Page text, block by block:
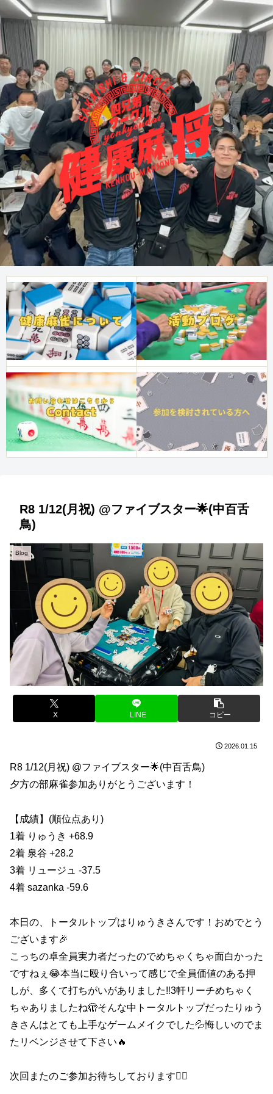
R8 1/12(月祝) @ファイブスター🌟(中百舌
鳥)
Blog
X LINE コピー
2026.01.15
R8 1/12(月祝) @ファイブスター🌟(中百舌鳥)
夕方の部麻雀参加ありがとうございます！
【成績】(順位点あり)
1着 りゅうき +68.9
2着 泉谷 +28.2
3着 リュージュ -37.5
4着 sazanka -59.6
本日の、トータルトップはりゅうきさんです！おめでとう
ございます🎉
こっちの卓全員実力者だったのでめちゃくちゃ面白かった
ですねぇ😂本当に殴り合いって感じで全員価値のある押
しが、多くて打ちがいがありました‼️3軒リーチめちゃく
ちゃありましたね🫣そんな中トータルトップだったりゅう
きさんはとても上手なゲームメイクでした💦悔しいのでま
たリベンジさせて下さい🔥
次回またのご参加お待ちしております🙇‍♀️